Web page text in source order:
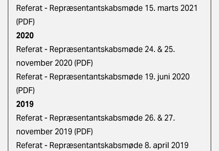
Referat - Repræsentantskabsmøde 15. marts 2021
(PDF)
2020
Referat - Repræsentantskabsmøde 24. & 25.
november 2020 (PDF)
Referat - Repræsentantskabsmøde 19. juni 2020
(PDF)
2019
Referat - Repræsentantskabsmøde 26. & 27.
november 2019 (PDF)
Referat - Repræsentantskabsmøde 8. april 2019